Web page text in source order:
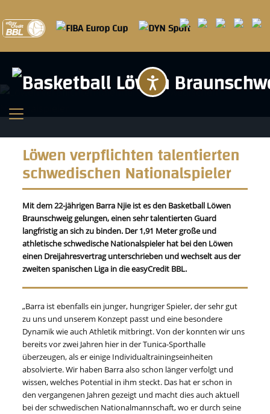
Löwen verpflichten talentierten
schwedischen Nationalspieler
Mit dem 22-jährigen Barra Njie ist es den Basketball Löwen
Braunschweig gelungen, einen sehr talentierten Guard
langfristig an sich zu binden. Der 1,91 Meter große und
athletische schwedische Nationalspieler hat bei den Löwen
einen Dreijahresvertrag unterschrieben und wechselt aus der
zweiten spanischen Liga in die easyCredit BBL.
„Barra ist ebenfalls ein junger, hungriger Spieler, der sehr gut
zu uns und unserem Konzept passt und eine besondere
Dynamik wie auch Athletik mitbringt. Von der konnten wir uns
bereits vor zwei Jahren hier in der Tunica-Sporthalle
überzeugen, als er einige Individualtrainingseinheiten
absolvierte. Wir haben Barra also schon länger verfolgt und
wissen, welches Potential in ihm steckt. Das hat er schon in
den vergangenen Jahren gezeigt und macht dies auch aktuell
bei der schwedischen Nationalmannschaft, wo er durch seine